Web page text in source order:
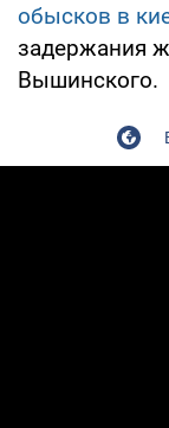
обысков в
задержания
Вышинского.